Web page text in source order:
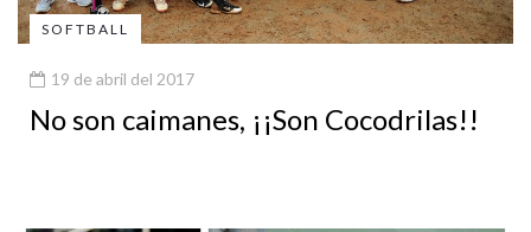
SOFTBALL
19 de abril del 2017
No son caimanes, ¡¡Son Cocodrilas!!